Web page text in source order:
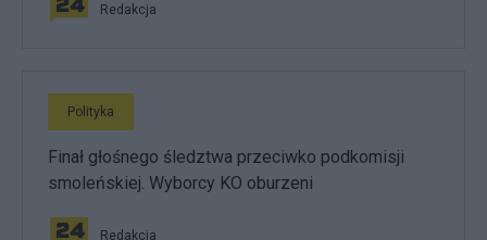
Redakcja
Polityka
Finał głośnego śledztwa przeciwko podkomisji
smoleńskiej. Wyborcy KO oburzeni
Redakcja